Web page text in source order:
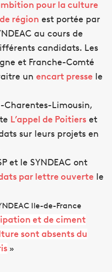
pour la culture
région est portée par
au cours de
candidats. Les
et Franche-Comté
un encart presse le
Charentes-Limousin,
L’appel de Poitiers et
sur leurs projets en
et le SYNDEAC ont
par lettre ouverte le
Ile-de-France
et de ciment
sont absents du
»